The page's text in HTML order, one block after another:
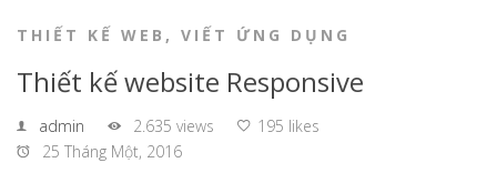
THIẾT KẾ WEB , VIẾT ỨNG DỤNG
Thiết kế website Responsive
admin 2.635 views
195 likes
25 Tháng Một, 2016